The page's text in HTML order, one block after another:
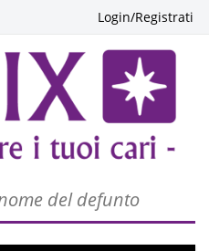
Login/Registrati